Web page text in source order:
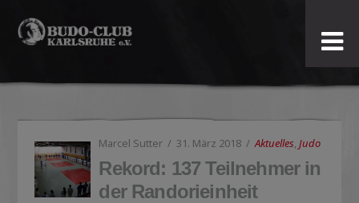
Budo-
Club
Karlsruhe
e.V.
Marcel Sutter 31. März 2018 Aktuelles, Judo
Rekord: 137 Teilnehmer in
der Randorieinheit